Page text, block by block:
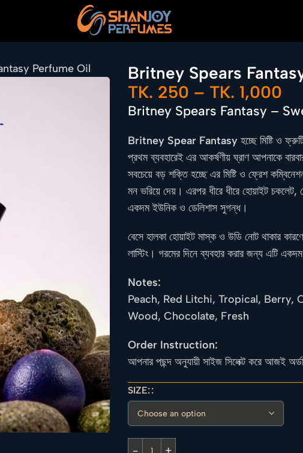
Perfume Oil
Britney Spears
TK. 250 – TK. 1,000
Britney Spears Fantasy –
Britney Spear Fantasy হচ্ছে মিষ্টি ও
প্রথম ব্যবহারেই এর আকর্ষণীয় ঘ্রাণ আপনাকে
সবচেয়ে বড় শক্তি হচ্ছে এর মিষ্টি ও ফ্রেশ
মন ভরিয়ে দেয়। এরপর ধীরে ধীরে হোয়াইট চকলেট,
একদম ইউনিক ও ডেলিশাস সুগন্ধ।
বেসে হালকা হোয়াইট মাস্ক ও উডি নোট থাকার কারণে
লাস্টিং। গরমের দিনে ব্যবহার করার জন্য এটি
Notes:
Peach, Red Litchi, Tropical, Berry,
Wood, Chocolate, Fresh
Order Instruction:
আপনার পছন্দ অনুযায়ী সাইজ সিলেক্ট করে আজই
SIZE: